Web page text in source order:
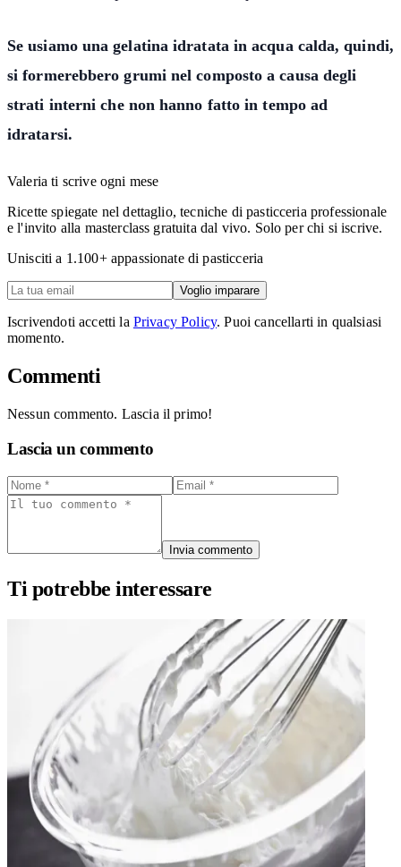
Se usiamo una gelatina idratata in acqua calda, quindi,
si formerebbero grumi nel composto a causa degli
strati interni che non hanno fatto in tempo ad
idratarsi.
Valeria ti scrive ogni mese
Ricette spiegate nel dettaglio, tecniche di pasticceria professionale
e l'invito alla masterclass gratuita dal vivo. Solo per chi si iscrive.
Unisciti a 1.100+ appassionate di pasticceria
Voglio imparare
Iscrivendoti accetti la Privacy Policy. Puoi cancellarti in qualsiasi
momento.
Commenti
Nessun commento. Lascia il primo!
Lascia un commento
Invia commento
Ti potrebbe interessare